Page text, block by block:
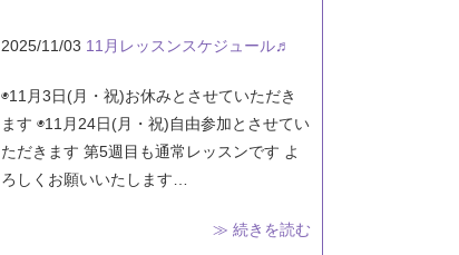
2025/11/03 11月レッスンスケジュール♬
◉11月3日(月・祝)お休みとさせていただき
ます ◉11月24日(月・祝)自由参加とさせてい
ただきます 第5週目も通常レッスンです よ
ろしくお願いいたします…
≫ 続きを読む